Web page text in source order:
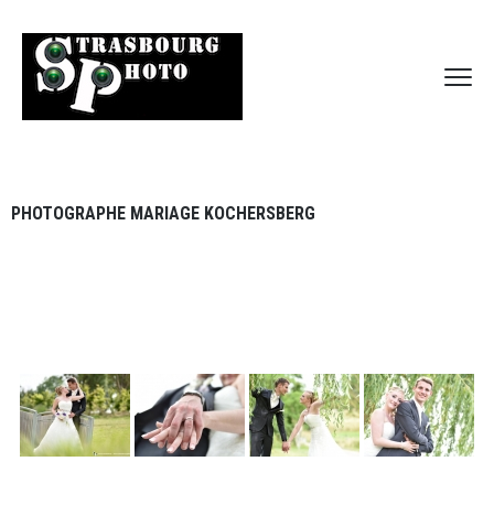
PHOTOGRAPHE MARIAGE KOCHERSBERG